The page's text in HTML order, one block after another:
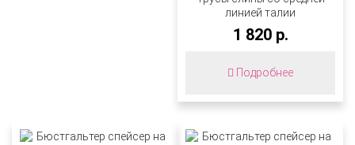
линией талии
DESU_2898_пион
1 820 р.
Подробнее